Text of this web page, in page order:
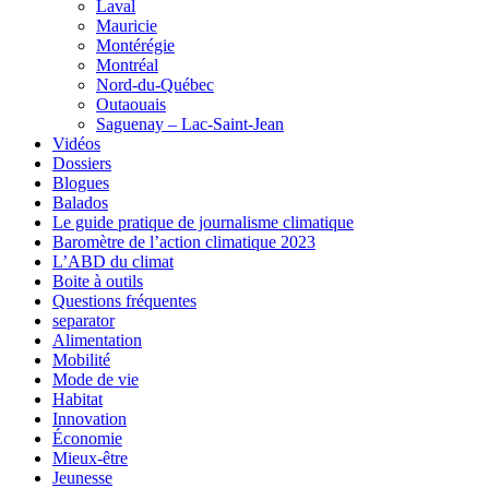
Laval
Mauricie
Montérégie
Montréal
Nord-du-Québec
Outaouais
Saguenay – Lac-Saint-Jean
Vidéos
Dossiers
Blogues
Balados
Le guide pratique de journalisme climatique
Baromètre de l’action climatique 2023
L’ABD du climat
Boite à outils
Questions fréquentes
separator
Alimentation
Mobilité
Mode de vie
Habitat
Innovation
Économie
Mieux-être
Jeunesse